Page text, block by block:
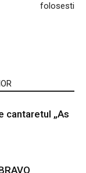
folosesti
cantaretul „As